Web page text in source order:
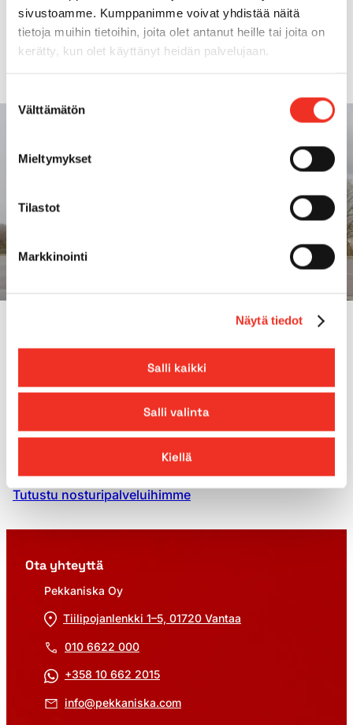
sivustoamme. Kumppanimme voivat yhdistää näitä
tietoja muihin tietoihin, joita olet antanut heille tai joita on
kerätty, kun olet käyttänyt heidän palvelujaan.
valinta
Välttämätön
Mieltymykset
Tilastot
Markkinointi
Näytä tiedot
Salli kaikki
Salli valinta
Kiellä
Kuljetuspaino 72t
Nosturien vuokraus
Pekkaniskalta
Tutustu nosturipalveluihimme
Ota yhteyttä
Pekkaniska Oy
Tiilipojanlenkki 1–5, 01720 Vantaa
010 6622 000
+358 10 662 2015
info@pekkaniska.com